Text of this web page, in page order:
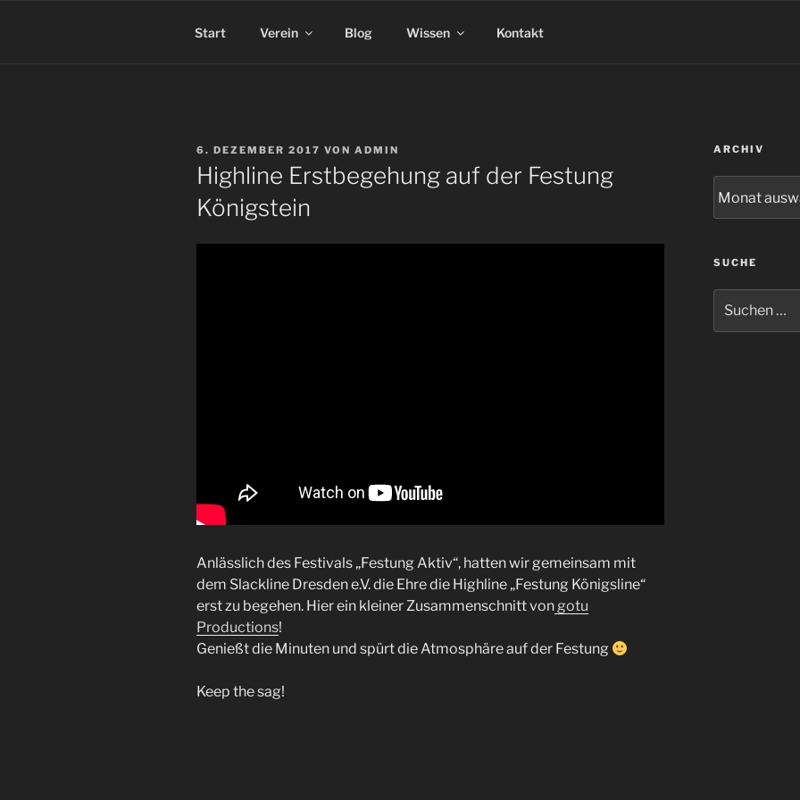
Start Verein Blog Wissen Kontakt
VERÖFFENTLICHT
AM
6. DEZEMBER 2017 VON ADMIN
Highline Erstbegehung auf der Festung
Königstein
Anlässlich des Festivals „Festung Aktiv“, hatten wir gemeinsam mit
dem Slackline Dresden e.V. die Ehre die Highline „Festung Königsline“
erst zu begehen. Hier ein kleiner Zusammenschnitt vongotu
Productions!
Genießt die Minuten und spürt die Atmosphäre auf der Festung
Keep the sag!
ARCHIV
SUCHE
nach: